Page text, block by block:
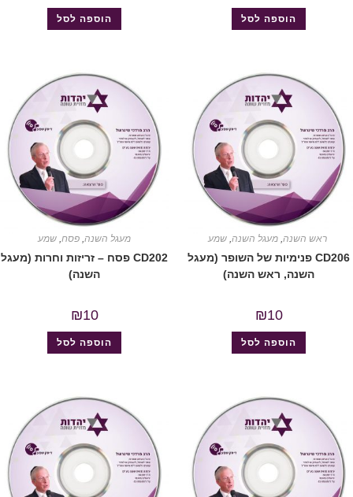
הוספה לסל הוספה לסל
ראש השנה, מעגל השנה, שמע
CD206 פנימיות של השופר (מעגל
השנה, ראש השנה)
₪10
הוספה לסל
מעגל השנה, פסח, שמע
CD202 פסח – זריזות וחרות (מעגל
השנה)
₪10
הוספה לסל